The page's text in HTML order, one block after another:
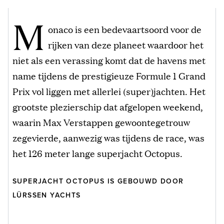
M onaco is een bedevaartsoord voor de
rijken van deze planeet waardoor het
niet als een verassing komt dat de havens met
name tijdens de prestigieuze Formule 1 Grand
Prix vol liggen met allerlei (super)jachten. Het
grootste plezierschip dat afgelopen weekend,
waarin Max Verstappen gewoontegetrouw
zegevierde, aanwezig was tijdens de race, was
het 126 meter lange superjacht Octopus.
SUPERJACHT OCTOPUS IS GEBOUWD DOOR
LÜRSSEN YACHTS